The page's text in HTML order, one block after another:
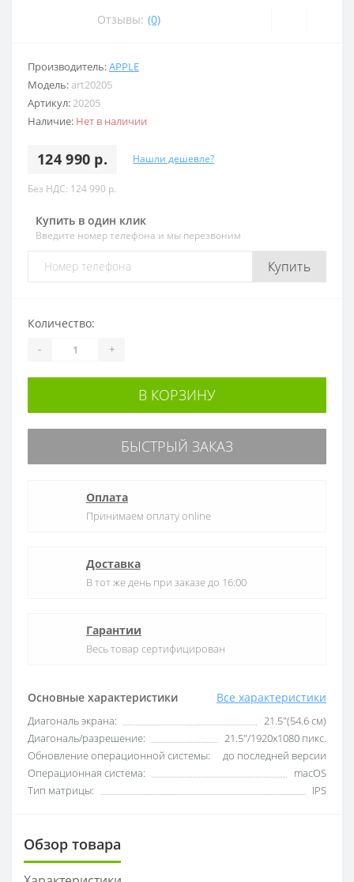
Отзывы: (0)
Производитель:APPLE
Модель: art20205
Артикул:20205
Наличие: Нет в наличии
124 990 р. Нашли дешевле?
Без НДС: 124 990 р.
Купить в один клик
Введите номер телефона и мы перезвоним
Купить
Основные характеристики Все характеристики
Диагональ экрана:
21.5"(54.6 см)
Диагональ/разрешение:
21.5"/1920x1080 пикс.
Обновление операционной системы:
до последней версии
Операционная система:
macOS
Тип матрицы:
IPS
Количество:
- +
В КОРЗИНУ
БЫСТРЫЙ ЗАКАЗ
Оплата
Принимаем оплату online
Доставка
В тот же день при заказе до 16:00
Гарантии
Весь товар сертифицирован
Обзор товара